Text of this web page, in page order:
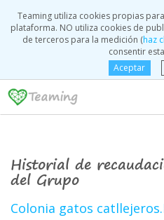
Teaming utiliza cookies propias
plataforma. NO utiliza cookies de
de terceros para la medición (haz
consentir
Aceptar
Historial de
del Grupo
Colonia gatos